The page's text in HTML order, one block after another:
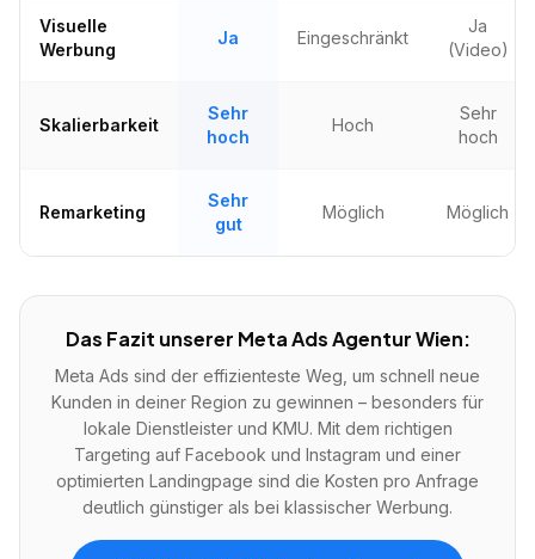
Visuelle
Werbung
Ja Eingeschränkt
Ja
(Video)
Skalierbarkeit
Sehr
hoch
Hoch
Sehr
hoch
Remarketing
Sehr
gut
Möglich Möglich
Das Fazit unserer Meta Ads Agentur Wien:
Meta Ads sind der effizienteste Weg, um schnell neue
Kunden in deiner Region zu gewinnen – besonders für
lokale Dienstleister und KMU. Mit dem richtigen
Targeting auf Facebook und Instagram und einer
optimierten Landingpage sind die Kosten pro Anfrage
deutlich günstiger als bei klassischer Werbung.